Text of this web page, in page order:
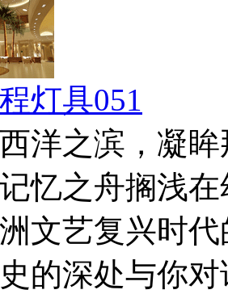
灯具051
洋之滨，凝
忆之舟搁浅
洲文艺复兴时
的深处与你